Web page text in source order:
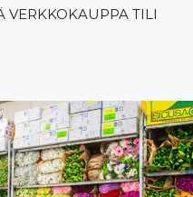
VERKKOKAUPPA TILI